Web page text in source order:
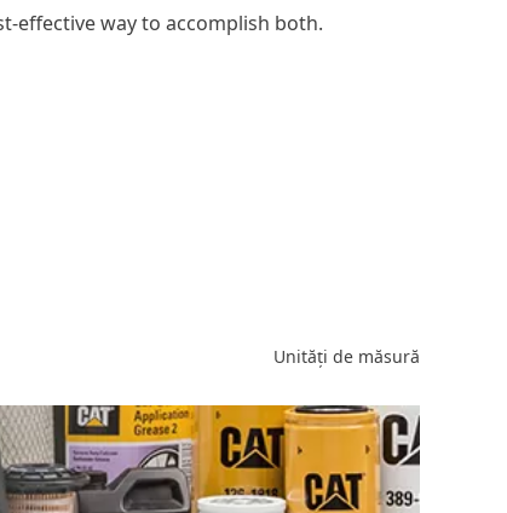
effective way to accomplish both.
Unități de măsură